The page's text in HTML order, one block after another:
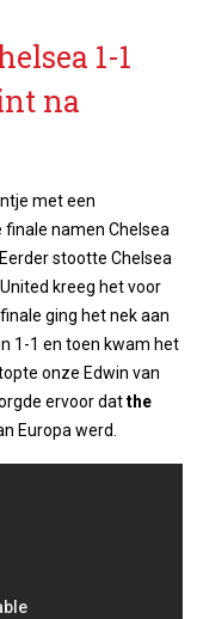
1-1
na
met een
finale namen Chelsea
stootte Chelsea
kreeg het voor
ging het nek aan
1-1 en toen kwam het
onze Edwin van
ervoor datthe
Europa werd.